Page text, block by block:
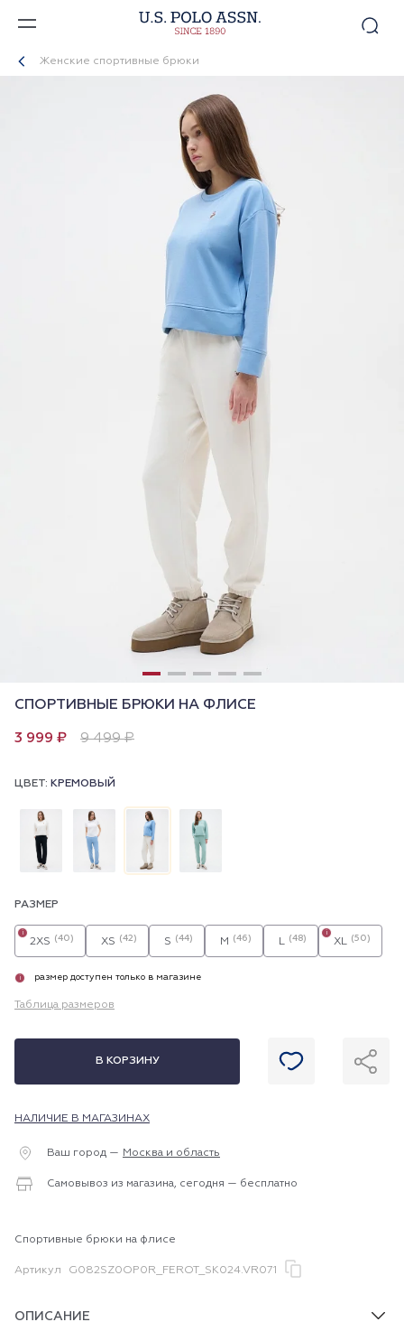
Женские спортивные брюки
СПОРТИВНЫЕ БРЮКИ НА ФЛИСЕ
3 999 ₽ 9 499 ₽
ЦВЕТ: КРЕМОВЫЙ
РАЗМЕР
2XS (40)
i
XS (42) S (44) M (46) L (48) XL (50)
i
i размер доступен только в магазине
Таблица размеров
В КОРЗИНУ
НАЛИЧИЕ В МАГАЗИНАХ
Ваш город — Москва и область
Самовывоз из магазина, сегодня — бесплатно
Спортивные брюки на флисе
Артикул G082SZ0OP0R_FEROT_SK024.VR071
ОПИСАНИЕ